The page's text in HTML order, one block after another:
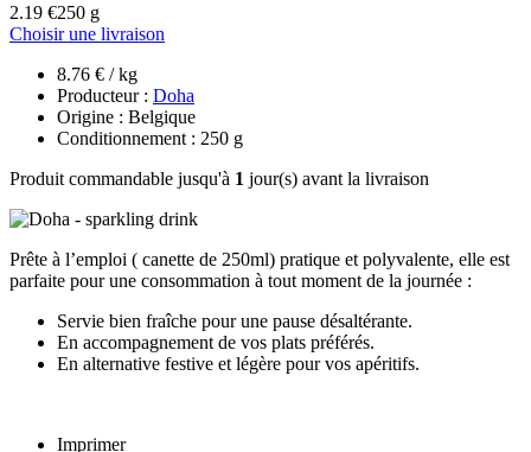
2.19 €250 g
Choisir une livraison
8.76 € / kg
Producteur : Doha
Origine : Belgique
Conditionnement : 250 g
Produit commandable jusqu'à 1 jour(s) avant la livraison
Prête à l’emploi ( canette de 250ml) pratique et polyvalente, elle est
parfaite pour une consommation à tout moment de la journée :
Servie bien fraîche pour une pause désaltérante.
En accompagnement de vos plats préférés.
En alternative festive et légère pour vos apéritifs.
Imprimer